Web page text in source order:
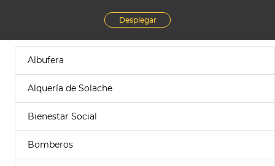
Desplegar
Albufera
Alquería de Solache
Bienestar Social
Bomberos